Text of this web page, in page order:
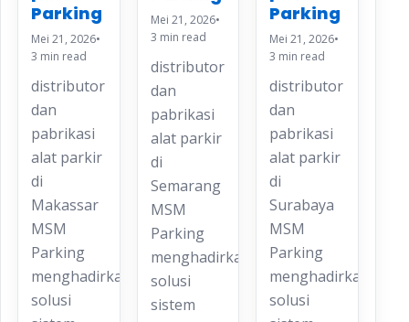
Parking
Mei 21, 2026•
3 min read
distributor
dan
pabrikasi
alat parkir
di
Makassar
MSM
Parking
menghadirkan
solusi
Mei 21, 2026•
3 min read
distributor
dan
pabrikasi
alat parkir
di
Semarang
MSM
Parking
menghadirkan
solusi
sistem
Parking
Mei 21, 2026•
3 min read
distributor
dan
pabrikasi
alat parkir
di
Surabaya
MSM
Parking
menghadirkan
solusi